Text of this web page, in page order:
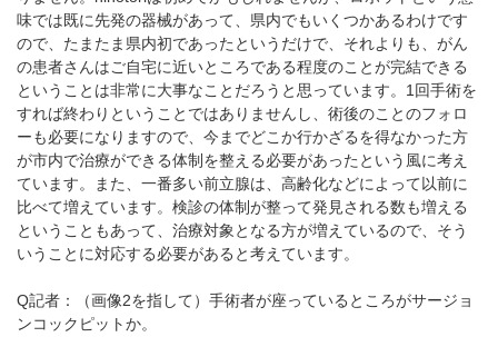
味では既に先発の器械があって、県内でもいくつかあるわけです
ので、たまたま県内初であったというだけで、それよりも、がん
の患者さんはご自宅に近いところである程度のことが完結できる
ということは非常に大事なことだろうと思っています。1回手術を
すれば終わりということではありませんし、術後のことのフォロ
ーも必要になりますので、今までどこか行かざるを得なかった方
が市内で治療ができる体制を整える必要があったという風に考え
ています。また、一番多い前立腺は、高齢化などによって以前に
比べて増えています。検診の体制が整って発見される数も増える
ということもあって、治療対象となる方が増えているので、そう
いうことに対応する必要があると考えています。
Q記者：（画像2を指して）手術者が座っているところがサージョ
ンコックピットか。